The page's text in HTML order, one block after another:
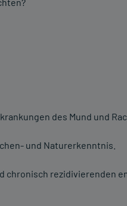
des Mund und
und Naturerkenntnis.
chronisch rezidivierenden